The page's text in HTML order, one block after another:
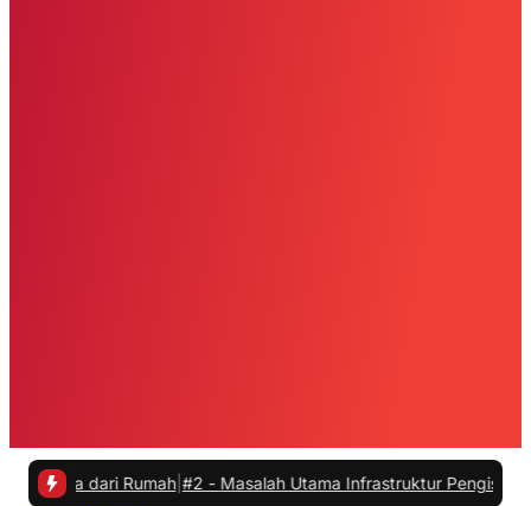
Rumah|#2 - Masalah Utama Infrastruktur Pengisian Daya untuk